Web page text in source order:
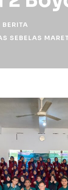
BERITA
SEBELAS